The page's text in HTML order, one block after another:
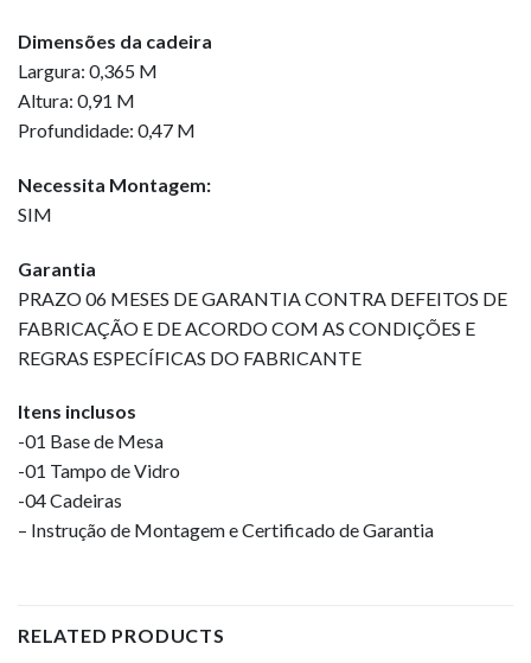
Dimensões da cadeira
Largura: 0,365 M
Altura: 0,91 M
Profundidade: 0,47 M
Necessita Montagem:
SIM
Garantia
PRAZO 06 MESES DE GARANTIA CONTRA DEFEITOS DE
FABRICAÇÃO E DE ACORDO COM AS CONDIÇÕES E
REGRAS ESPECÍFICAS DO FABRICANTE
Itens inclusos
-01 Base de Mesa
-01 Tampo de Vidro
-04 Cadeiras
– Instrução de Montagem e Certificado de Garantia
RELATED PRODUCTS